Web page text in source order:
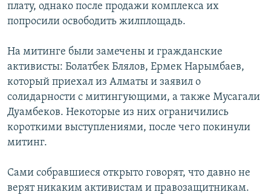
плату, однако после продажи комплекса их
попросили освободить жилплощадь.
На митинге были замечены и гражданские
активисты: Болатбек Блялов, Ермек Нарымбаев,
который приехал из Алматы и заявил о
солидарности с митингующими, а также Мусагали
Дуамбеков. Некоторые из них ограничились
короткими выступлениями, после чего покинули
митинг.
Сами собравшиеся открыто говорят, что давно не
верят никаким активистам и правозащитникам.